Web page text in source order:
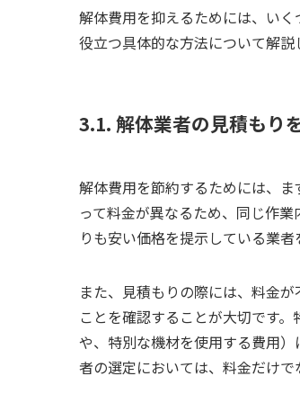
解体費用を抑えるためには、い
役立つ具体的な方法について解説
3.1. 解体業者の見積もり
解体費用を節約するためには、
って料金が異なるため、同じ作
りも安い価格を提示している業
また、見積もりの際には、料金
ことを確認することが大切です
や、特別な機材を使用する費用
者の選定においては、料金だけで